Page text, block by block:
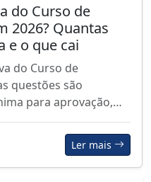
do Curso de
2026? Quantas
e o que cai
do Curso de
questões são
para aprovação,…
Ler mais